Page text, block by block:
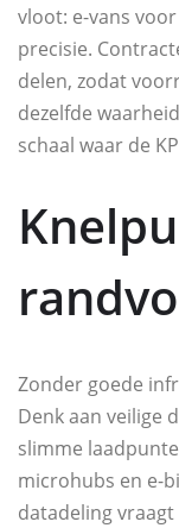
vloot: e-vans
precisie.
delen, zodat
dezelfde
schaal waar de
Zonder goede
Denk aan veilige
slimme
microhubs en e-
datadeling